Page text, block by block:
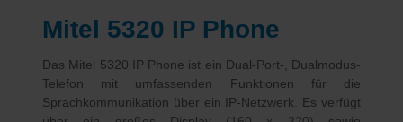
Mitel 5320 IP Phone
Das Mitel 5320 IP Phone ist ein Dual-Port-, Dualmodus-
Telefon mit umfassenden Funktionen für die
Sprachkommunikation über ein IP-Netzwerk. Es verfügt